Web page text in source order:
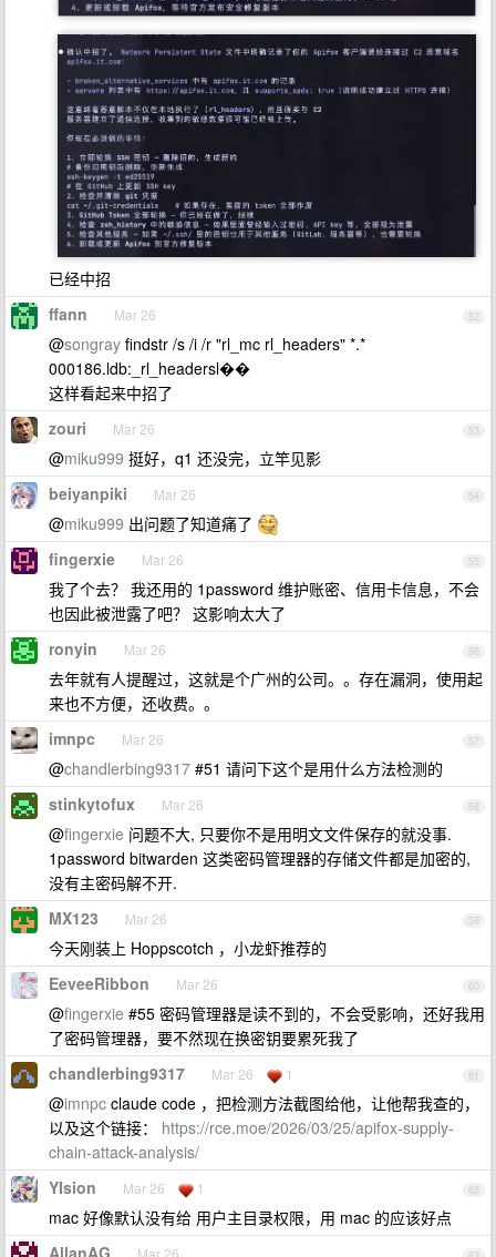
已经中招
52
ffann Mar 26
@songray findstr /s /i /r "rl_mc rl_headers" *.*
000186.ldb:_rl_headersl��
这样看起来中招了
53
zouri Mar 26
@miku999 挺好，q1 还没完，立竿见影
54
beiyanpiki Mar 26
@miku999 出问题了知道痛了
55
fingerxie Mar 26
我了个去？ 我还用的 1password 维护账密、信用卡信息，不会
也因此被泄露了吧？ 这影响太大了
56
ronyin Mar 26
去年就有人提醒过，这就是个广州的公司。。存在漏洞，使用起
来也不方便，还收费。。
57
imnpc Mar 26
@chandlerbing9317 #51 请问下这个是用什么方法检测的
58
stinkytofux Mar 26
@fingerxie 问题不大, 只要你不是用明文文件保存的就没事.
1password bitwarden 这类密码管理器的存储文件都是加密的,
没有主密码解不开.
59
MX123 Mar 26
今天刚装上 Hoppscotch ，小龙虾推荐的
60
EeveeRibbon Mar 26
@fingerxie #55 密码管理器是读不到的，不会受影响，还好我用
了密码管理器，要不然现在换密钥要累死我了
61
chandlerbing9317 Mar 26 1
@imnpc claude code ，把检测方法截图给他，让他帮我查的，
以及这个链接： https://rce.moe/2026/03/25/apifox-supply-
chain-attack-analysis/
62
YIsion Mar 26 1
mac 好像默认没有给 用户主目录权限，用 mac 的应该好点
AllanAG Mar 26